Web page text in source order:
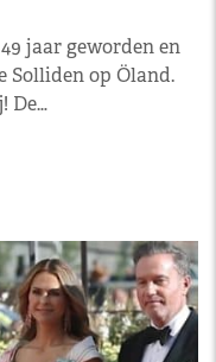
jaar geworden en
Solliden op Öland.
De…